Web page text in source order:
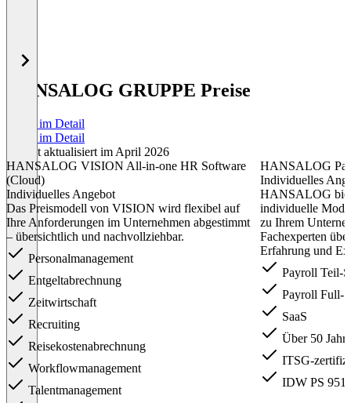
HANSALOG GRUPPE Preise
Preise im Detail
Preise im Detail
Zuletzt aktualisiert im April 2026
HANSALOG VISION All-in-one HR Software
(Cloud)
Individuelles Angebot
Das Preismodell von VISION wird flexibel auf
Ihre Anforderungen im Unternehmen abgestimmt
– übersichtlich und nachvollziehbar.
Personalmanagement
Entgeltabrechnung
Zeitwirtschaft
Recruiting
Reisekostenabrechnung
Workflowmanagement
Talentmanagement
HANSALOG
Individuelles
HANSALOG
individuelle
zu Ihrem
Fachexperten
Erfahrung und
Payroll Teil-
Payroll Full-
SaaS
Über 50
ITSG-
IDW PS 951